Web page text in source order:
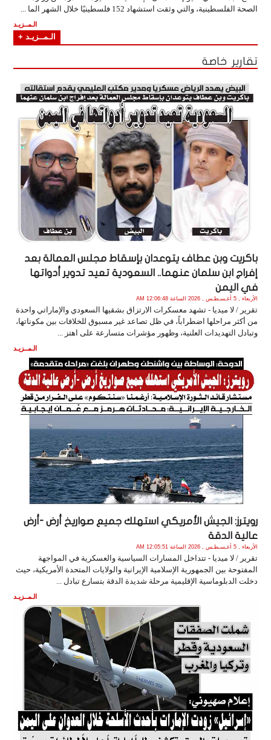
الصحة الفلسطينية، والتي وثقت استشهاد 152 فلسطينيًا خلال الشهر الما ...
الـمــزيـد
الـمــزيـد +
تقارير خاصة
باكريت وبن عطاف يتوعدان بإسقاط مجلس العمالة بعد
إفراج ابن سلمان عنهما.. السعودية تعيد تدوير أدواتها
في اليمن
الأربعاء , 5 أغـسـطـس , 2026 الساعة 12:06:48 AM
تقرير / لا ميديا - تشهد معسكرات الارتزاق بشقيها السعودي والإماراتي واحدة
من أكثر مراحلها اضطراباً، في ظل تصاعد غير مسبوق للخلافات بين مكوناتها،
وتبادل التهديدات العلنية، وظهور مؤشرات متسارعة على اهتز ...
الـمــزيـد
رويترز: الجيش الأمريكي استهلك جميع صواريخ أرض -أرض
عالية الدقة
الأربعاء , 5 أغـسـطـس , 2026 الساعة 12:05:51 AM
تقرير / لا ميديا - تتداخل المسارات السياسية والعسكرية في المواجهة
المفتوحة بين الجمهورية الإسلامية الإيرانية والولايات المتحدة الأمريكية، حيث
دخلت الدبلوماسية الإقليمية مرحلة شديدة الدقة بتسارع تبادل ...
الـمــزيـد